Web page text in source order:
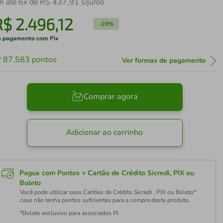
2.496,12 -19%
pagamento com Pix
87.583 pontos Ver formas de pagamento
Comprar agora
Adicionar ao carrinho
Pague com Pontos + Cartão de Crédito Sicredi, PIX ou
Boleto
Você pode utilizar seus Cartões de Crédito Sicredi , PIX ou Boleto*
caso não tenha pontos suficientes para a compra deste produto.
*Boleto exclusivo para associados PJ